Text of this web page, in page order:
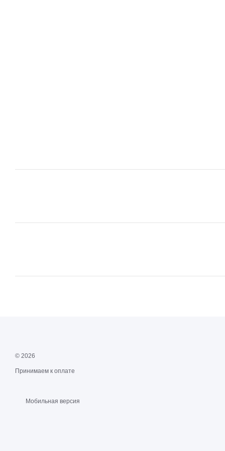
© 2026
Принимаем к оплате
Мобильная версия